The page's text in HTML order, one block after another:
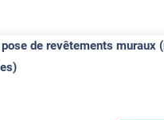
de revêtements muraux